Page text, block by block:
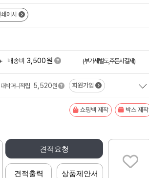
예시
배송비 3,500원 (부가세별도,주문시결제)
대박머니적립 5,520원 회원가입
쇼핑백 제작 박스 제작
견적요청
견적출력 상품제안서